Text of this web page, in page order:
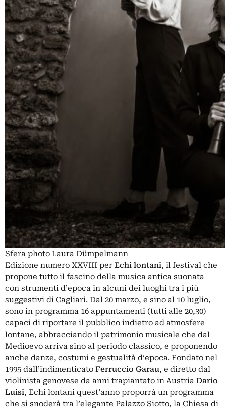
Sfera photo Laura Dümpelmann
Edizione numero XXVIII per Echi lontani, il festival che
propone tutto il fascino della musica antica suonata
con strumenti d’epoca in alcuni dei luoghi tra i più
suggestivi di Cagliari. Dal 20 marzo, e sino al 10 luglio,
sono in programma 16 appuntamenti (tutti alle 20,30)
capaci di riportare il pubblico indietro ad atmosfere
lontane, abbracciando il patrimonio musicale che dal
Medioevo arriva sino al periodo classico, e proponendo
anche danze, costumi e gestualità d’epoca. Fondato nel
1995 dall’indimenticato Ferruccio Garau, e diretto dal
violinista genovese da anni trapiantato in Austria Dario
Luisi, Echi lontani quest’anno proporrà un programma
che si snoderà tra l’elegante Palazzo Siotto, la Chiesa di